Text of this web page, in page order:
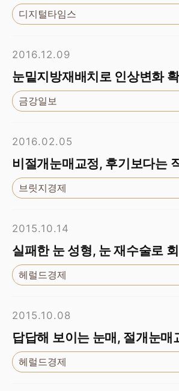
디지털타임스
2016.12.09
눈밑지방재배치로 인상변화
금강일보
2016.02.05
비절개눈매교정, 후기보다는
브릿지경제
2015.10.14
실패한 눈 성형, 눈 재수술로
헤럴드경제
2015.10.08
답답해 보이는 눈매, 절개눈매
헤럴드경제